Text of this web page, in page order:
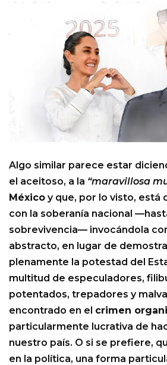
Algo similar parece estar
el aceitoso, a la “maravillosa
México y que, por lo visto, está
con la soberanía nacional
sobrevivencia— invocándola
abstracto, en lugar de
plenamente la potestad del
multitud de especuladores,
potentados, trepadores y
encontrado en el crimen
particularmente lucrativa de
nuestro país. O si se prefiere,
en la política, una forma